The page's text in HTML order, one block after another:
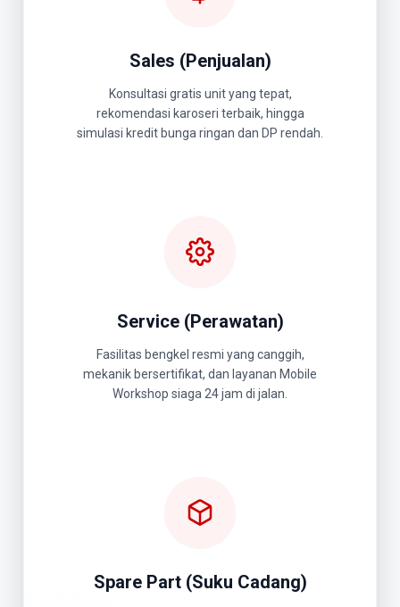
Sales (Penjualan)
Konsultasi gratis unit yang tepat,
rekomendasi karoseri terbaik, hingga
simulasi kredit bunga ringan dan DP rendah.
Service (Perawatan)
Fasilitas bengkel resmi yang canggih,
mekanik bersertifikat, dan layanan Mobile
Workshop siaga 24 jam di jalan.
Spare Part (Suku Cadang)